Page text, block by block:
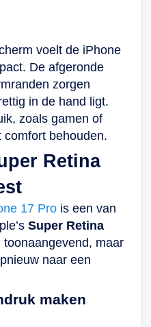
daarnaast
iPhone
stootje
En is
tijd
op te
kan dat
MagSafe-
voelt de iPhone
De afgeronde
zorgen
in de hand ligt.
zoals gamen of
comfort behouden.
Retina
17 Pro is een van
Super Retina
toonaangevend, maar
naar een
maken